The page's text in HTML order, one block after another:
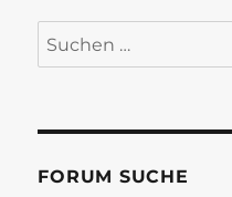
Suchen
nach:
FORUM SUCHE